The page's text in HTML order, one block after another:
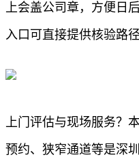
上会盖公司章，方便日
入口可直接提供核验路
上门评估与现场服务？
预约、狭窄通道等是深